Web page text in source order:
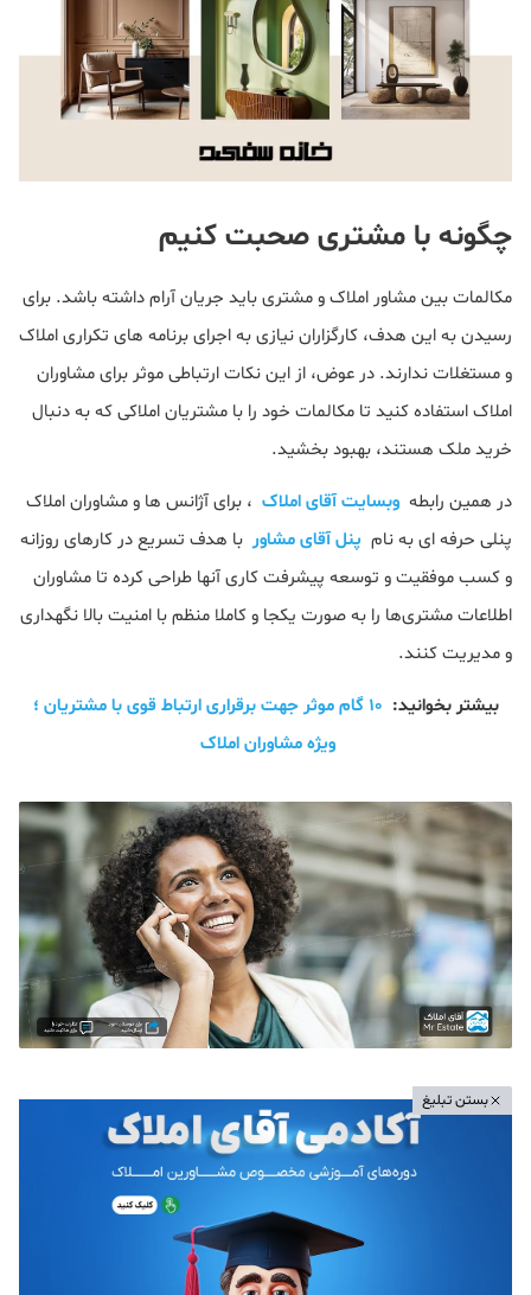
چگونه با مشتری صحبت کنیم
مکالمات بین مشاور املاک و مشتری باید جریان آرام داشته باشد. برای
رسیدن به این هدف، کارگزاران نیازی به اجرای برنامه های تکراری املاک
و مستغلات ندارند. در عوض، از این نکات ارتباطی موثر برای مشاوران
املاک استفاده کنید تا مکالمات خود را با مشتریان املاکی که به دنبال
خرید ملک هستند، بهبود بخشید.
در همین رابطه وبسایت آقای املاک ، برای آژ‌انس ها و مشاوران املاک
پنلی حرفه ای به نام پنل آقای مشاور با هدف تسریع در کارهای روزانه
و کسب موفقیت و توسعه پیشرفت کاری آنها طراحی کرده تا مشاوران
اطلاعات مشتری‌ها را به صورت یکجا و کاملا منظم با امنیت بالا نگهداری
و مدیریت کنند.
بیشتر بخوانید:
۱۰ گام موثر جهت برقراری ارتباط قوی با مشتریان ؛
ویژه مشاوران املاک
بستن تبلیغ